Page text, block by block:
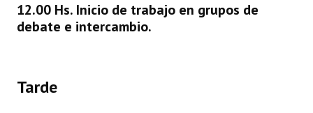
12.00 Hs. Inicio de trabajo en grupos de
debate e intercambio.
Tarde